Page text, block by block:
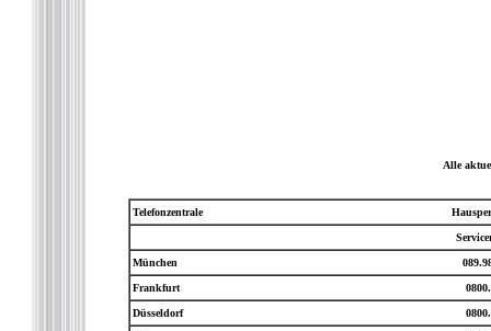
Alle
Telefonzentrale
München
Frankfurt
Düsseldorf